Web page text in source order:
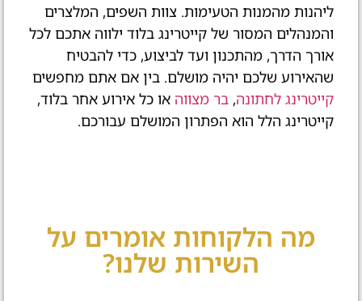
ליהנות מהמנות הטעימות. צוות השפים, המלצרים
והמנהלים המסור של קייטרינג בלוד ילווה אתכם לכל
אורך הדרך, מהתכנון ועד לביצוע, כדי להבטיח
שהאירוע שלכם יהיה מושלם. בין אם אתם מחפשים
קייטרינג לחתונה, בר מצווה או כל אירוע אחר בלוד,
קייטרינג הלל הוא הפתרון המושלם עבורכם.
מה הלקוחות אומרים על
השירות שלנו?